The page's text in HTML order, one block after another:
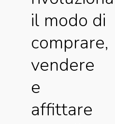
il modo di
comprare,
vendere
e
affittare